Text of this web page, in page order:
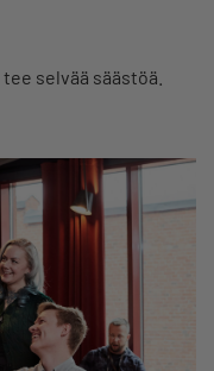
selvää säästöä.